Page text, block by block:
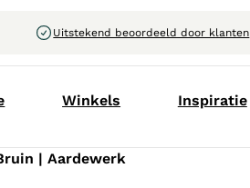
Uitstekend beoordeeld door klanten
Winkels Inspiratie
| Aardewerk